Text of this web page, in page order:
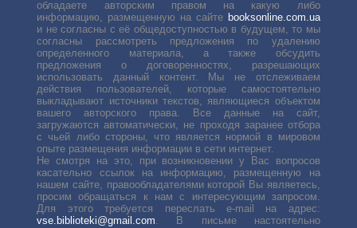
обладаете авторским правом на какую либо
информацию, размещенную на сайте booksonline.com.ua
и не согласны с её общедоступностью в будущем, то мы
согласны рассмотреть предложения по удалению
определенного материала, а также обсудить
предложения о договоренностях, разрешающих
использовать данный контент. Мы не отслеживаем
действия пользователей, которые самостоятельно
выкладывают источники текстов, являющиеся объектом
вашего авторского права. Все данные на сайт,
загружаются автоматически, не проходя заранее отбора
с чьей либо стороны, что является нормой в мировом
опыте размещения информации в сети интернет.
Не смотря на это, при возникновении у Вас вопросов
касательно ссылок на информацию, размещенную на
нашем сайте, правообладателями которой Вы являетесь,
просим обращаться к нам с интересующим запросом.
Для этого требуется переслать е-mail на адрес:
vse.biblioteki@gmail.com. В письме настоятельно